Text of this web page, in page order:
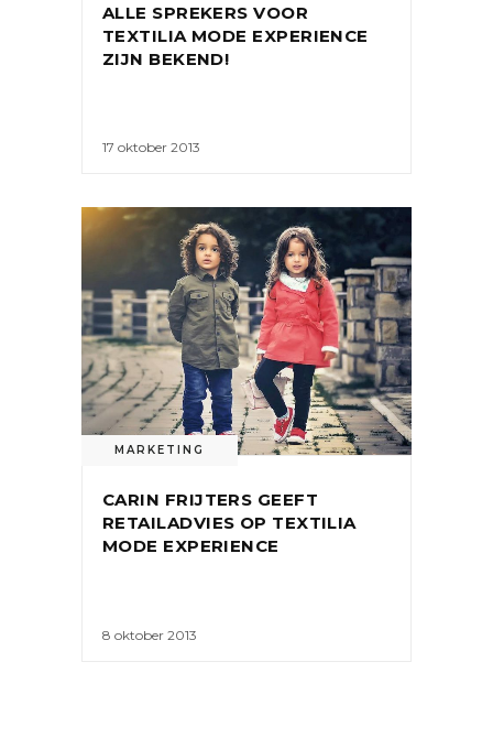
ALLE SPREKERS VOOR
TEXTILIA MODE EXPERIENCE
ZIJN BEKEND!
17 oktober 2013
MARKETING
CARIN FRIJTERS GEEFT
RETAILADVIES OP TEXTILIA
MODE EXPERIENCE
8 oktober 2013